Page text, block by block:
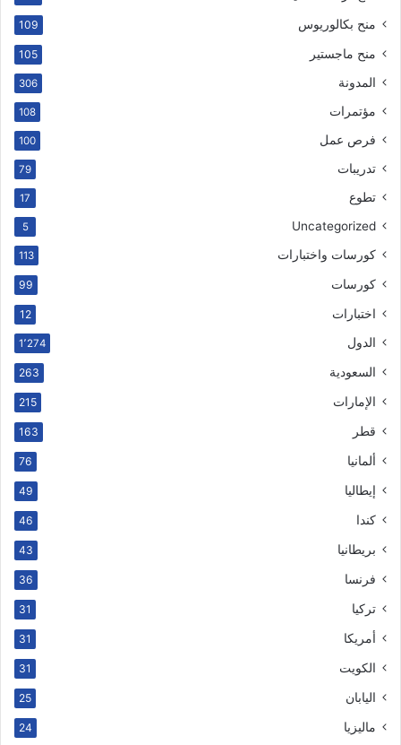
منح بكالوريوس 109
منح ماجستير 105
المدونة 306
مؤتمرات 108
فرص عمل 100
تدريبات 79
تطوع 17
Uncategorized
5
كورسات واختبارات 113
كورسات 99
اختبارات 12
الدول 1٬274
السعودية 263
الإمارات 215
قطر 163
ألمانيا 76
إيطاليا 49
كندا 46
بريطانيا 43
فرنسا 36
تركيا 31
أمريكا 31
الكويت 31
اليابان 25
ماليزيا 24